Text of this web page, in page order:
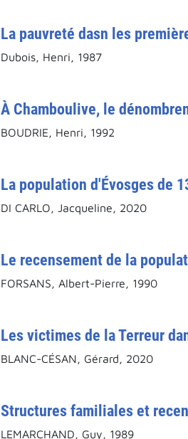
La pauvreté dasn les
Dubois, Henri, 1987
À Chamboulive, le
BOUDRIE, Henri, 1992
La population d'Évosges de
DI CARLO, Jacqueline, 2020
Le recensement de la
FORSANS, Albert-Pierre, 1990
Les victimes de la Terreur
BLANC-CÉSAN, Gérard, 2020
Structures familiales et
LEMARCHAND, Guy, 1989